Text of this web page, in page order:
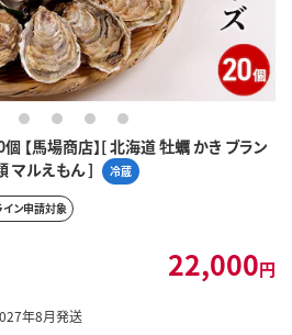
【馬場商店】[ 北海道 牡蠣 かき ブラン
マルえもん ]
冷蔵
3 4 5 6
イン申請対象
22,000円
年8月発送